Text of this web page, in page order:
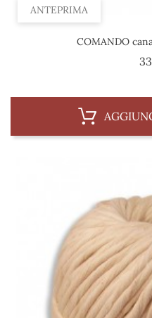
ANTEPRIMA
COMANDO